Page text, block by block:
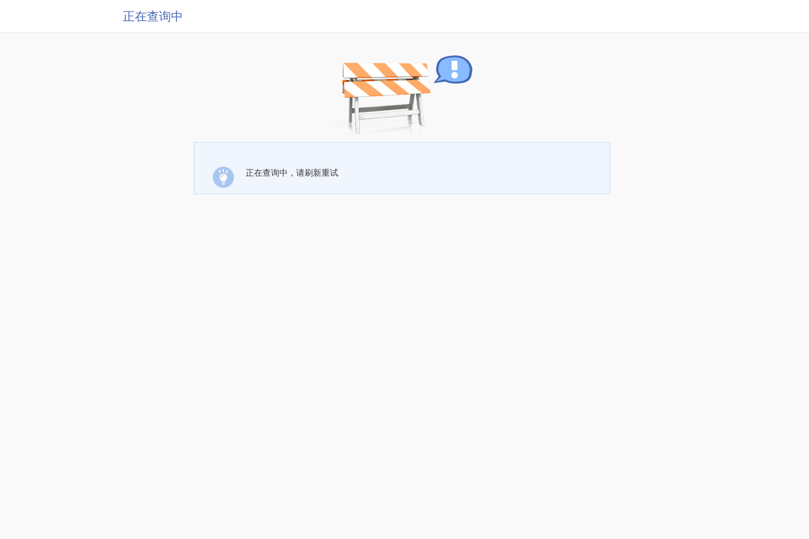
正在查询中
正在查询中，请刷新重试